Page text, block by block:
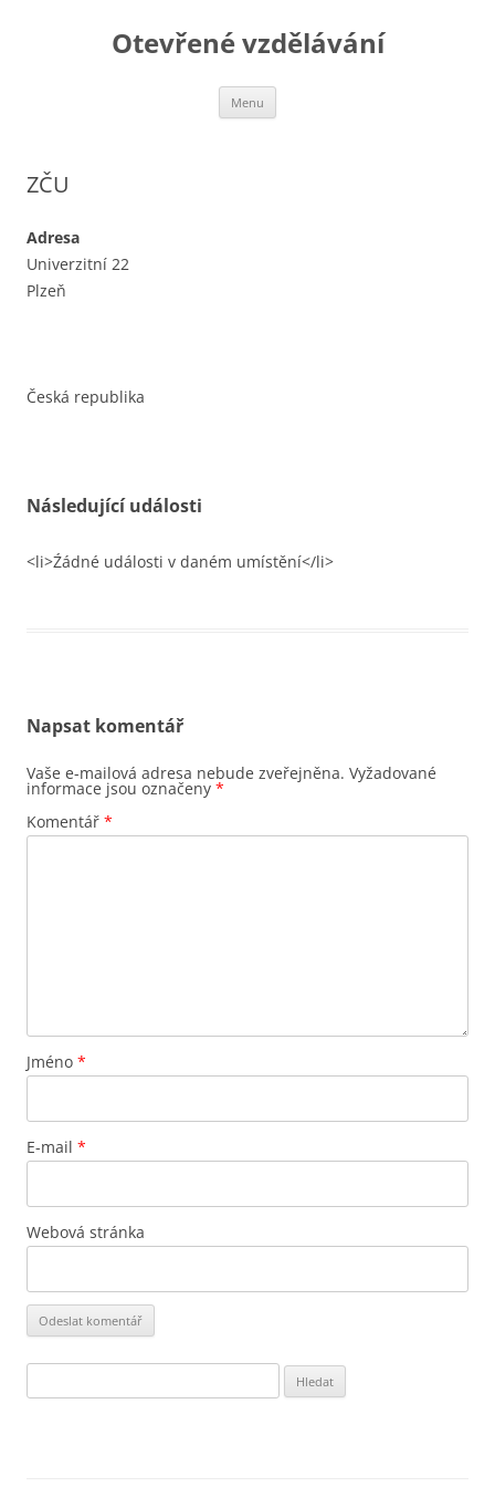
Otevřené vzdělávání
Menu
ZČU
Adresa
Univerzitní 22
Plzeň
Česká republika
Následující události
<li>Źádné události v daném umístění</li>
Napsat komentář
Vaše e-mailová adresa nebude zveřejněna. Vyžadované
informace jsou označeny *
Komentář *
Jméno *
E-mail *
Webová stránka